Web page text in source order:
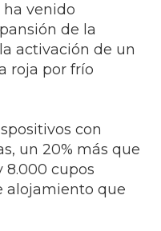
ha venido
de la
activación de un
roja por frío
con
un 20% más que
8.000 cupos
alojamiento que